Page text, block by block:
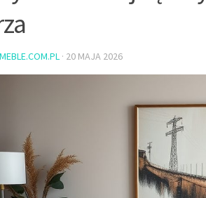
· 20 MAJA 2026